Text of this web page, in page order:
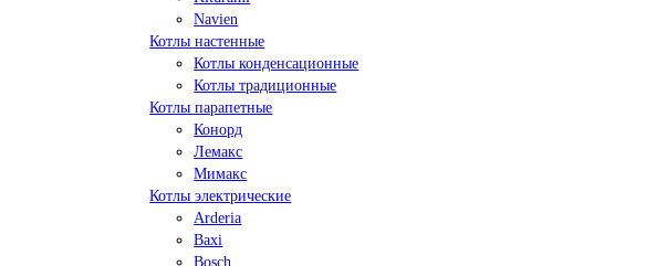
Navien
Котлы настенные
Котлы конденсационные
Котлы традиционные
Котлы парапетные
Конорд
Лемакс
Мимакс
Котлы электрические
Arderia
Baxi
Bosch